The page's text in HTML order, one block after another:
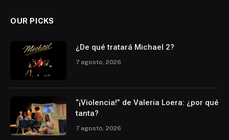
OUR PICKS
¿De qué tratará Michael 2?
7 agosto, 2026
“¡Violencia!” de Valeria Loera: ¿por qué
tanta?
7 agosto, 2026